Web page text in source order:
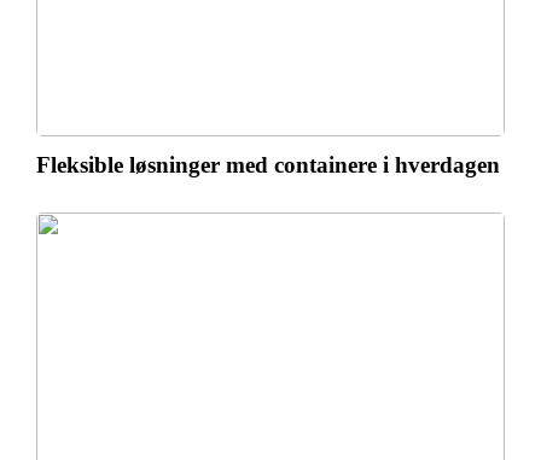
Fleksible løsninger med containere i hverdagen